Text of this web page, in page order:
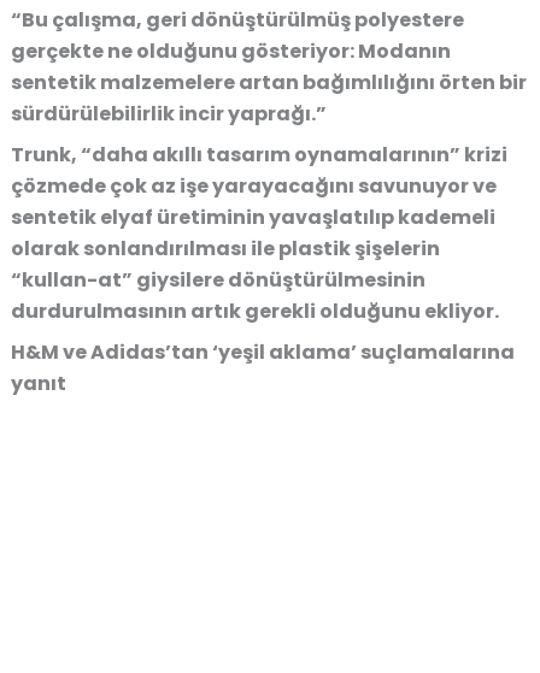
“Bu çalışma, geri dönüştürülmüş polyestere
gerçekte ne olduğunu gösteriyor: Modanın
sentetik malzemelere artan bağımlılığını örten bir
sürdürülebilirlik incir yaprağı.”
Trunk, “daha akıllı tasarım oynamalarının” krizi
çözmede çok az işe yarayacağını savunuyor ve
sentetik elyaf üretiminin yavaşlatılıp kademeli
olarak sonlandırılması ile plastik şişelerin
“kullan-at” giysilere dönüştürülmesinin
durdurulmasının artık gerekli olduğunu ekliyor.
H&M ve Adidas’tan ‘yeşil aklama’ suçlamalarına
yanıt